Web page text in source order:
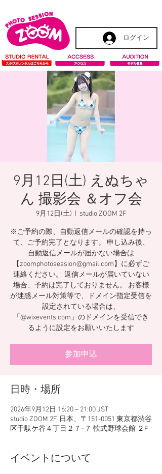
ログイン
9月12日(土) えぬちゃ
ん 撮影会 ＆オフ会
9月12日(土) studio ZOOM 2F
※ご予約の際、自動返信メールの確認を持っ
て、ご予約完了となります。 申し込み後、
自動返信メールが届かない場合は
【zoomphotosession@gmail.com】に必ずご
連絡ください。 返信メールが届いていない
場合、予約は完了しておりません。 お客様
が迷惑メール対策等で、ドメイン指定受信を
設定されている場合は、
「@wixevents.com」のドメインを受信でき
るように設定をお願いいたします
参加申込
日時・場所
2026年9月12日 16:20 – 21:00 JST
studio ZOOM 2F, 日本、〒151-0051 東京都渋谷
区千駄ケ谷４丁目２７−７ 軟式野球会館 ２F
イベントについて